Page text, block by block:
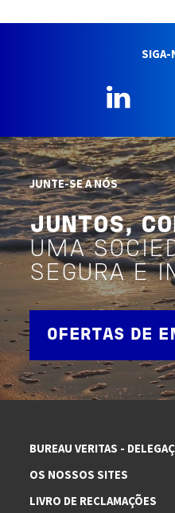
SIGA-
JUNTE-SE A NÓS
JUNTOS,
UMA
SEGURA E
OFERTAS DE
BUREAU VERITAS -
OS NOSSOS SITES
LIVRO DE RECLAMAÇÕES